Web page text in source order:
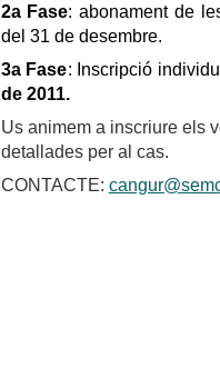
2a Fase: abonament de
del 31 de desembre.
3a Fase: Inscripció
de 2011.
Us animem a inscriure els
detallades per al cas.
CONTACTE: